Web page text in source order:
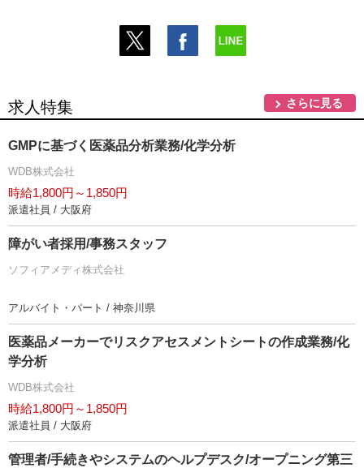
求人特集 さらに見る
GMPに基づく医薬品分析業務/化学分析
WDB株式会社
時給1,800円～1,850円
派遣社員 / 大阪府
障がい者採用/事務スタッフ
ソフィアメディ株式会社
アルバイト・パート / 神奈川県
医薬品メーカーでリスクアセスメントシートの作成業務/化
学分析
WDB株式会社
時給1,800円～1,850円
派遣社員 / 大阪府
管理者/手続きやシステムのヘルプデスク/オープニング第三